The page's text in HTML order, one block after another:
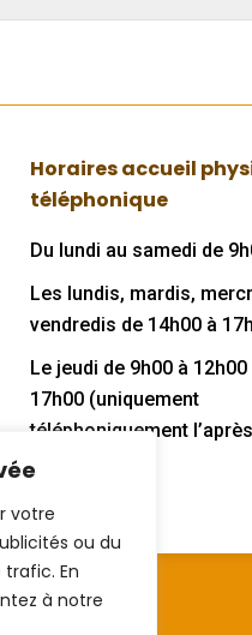
votre
ou du
En
à notre
Horaires accueil
téléphonique
Du lundi au samedi de
Les lundis, mardis,
vendredis de 14h00 à
Le jeudi de 9h00 à
17h00 (uniquement
téléphoniquement
jeudi).